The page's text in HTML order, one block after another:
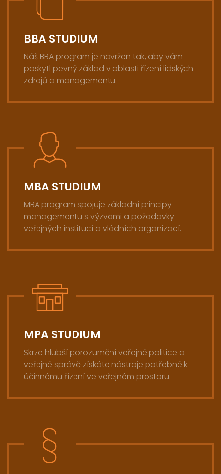
BBA STUDIUM
Náš BBA program je navržen tak, aby vám
poskytl pevný základ v oblasti řízení lidských
zdrojů a managementu.
MBA STUDIUM
MBA program spojuje základní principy
managementu s výzvami a požadavky
veřejných institucí a vládních organizací.
MPA STUDIUM
Skrze hlubší porozumění veřejné politice a
veřejné správě získáte nástroje potřebné k
účinnému řízení ve veřejném prostoru.